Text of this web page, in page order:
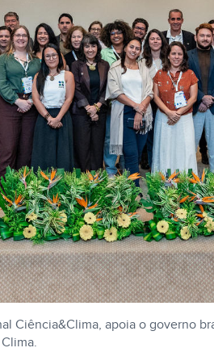
Ciência&Clima, apoia o governo